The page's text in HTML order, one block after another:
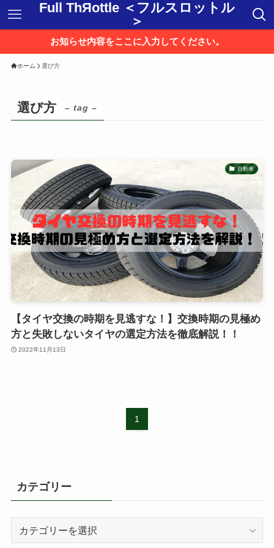
Full ThЯottle ＜フルスロットル
＞
お知らせ内容をここに入力してください。
ホーム 選び方
選び方 – tag –
自動車
【タイヤ交換の時期を見逃すな！】交換時期の見極め
方と失敗しないタイヤの選定方法を徹底解説！！
2022年11月13日
1
カテゴリー